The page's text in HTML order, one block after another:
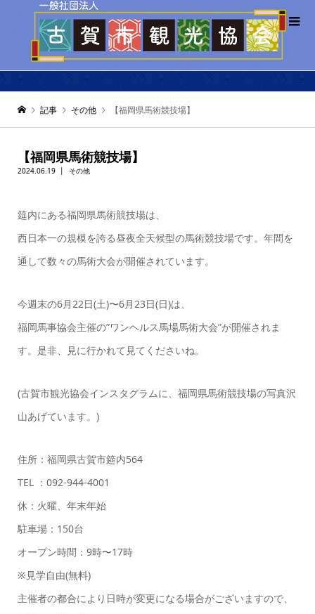
記事 その他 【福岡県馬術競技場】
【福岡県馬術競技場】
2024.06.19 その他
筵内にある福岡県馬術競技場は、
西日本一の規模を誇る昼夜全天候型の馬術競技場です。年間を
通して数々の馬術大会が開催されています。
今週末の6月22日(土)〜6月23日(日)は、
福岡馬事協会主催の”ワンヘルス馬場馬術大会”が開催されま
す。是非、見に行かれて見てくださいね。
(古賀市観光協会インスタグラムに、福岡県馬術競技場の写真沢
山あげています。)
住所：福岡県古賀市筵内564
TEL ：092-944-4001
休：火曜、年末年始
駐車場：150台
オープン時間：9時〜17時
※見学自由(無料)
主催者の都合により日時が変更になる場合がございますので、